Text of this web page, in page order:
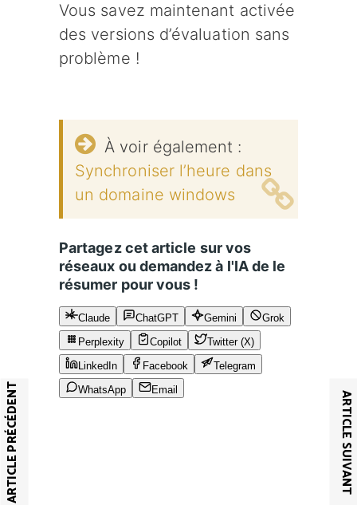
Vous savez maintenant activée
des versions d’évaluation sans
problème !
À voir également :
Synchroniser l’heure dans
un domaine windows
Partagez cet article sur vos
réseaux ou demandez à l'IA de le
résumer pour vous !
Claude ChatGPT Gemini
Grok
Perplexity
Copilot
Twitter (X)
LinkedIn
Facebook
Telegram
WhatsApp
Email
ARTICLE PRÉCÉDENT ARTICLE SUIVANT